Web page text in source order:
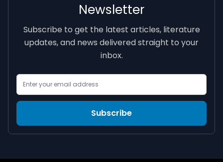
Newsletter
Subscribe to get the latest articles, literature
updates, and news delivered straight to your
inbox.
Subscribe